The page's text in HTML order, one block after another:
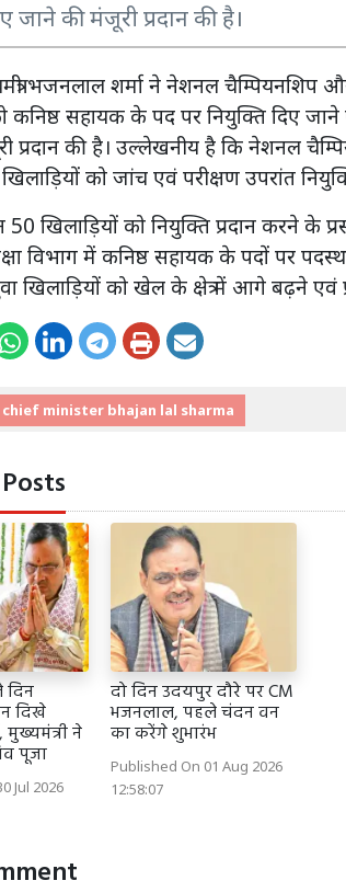
की मंजूरी प्रदान की है।
भजनलाल शर्मा ने नेशनल चैम्पियनशिप
कनिष्ठ सहायक के पद पर नियुक्ति दिए
प्रदान की है। उल्लेखनीय है कि नेशनल
खिलाड़ियों को जांच एवं परीक्षण उपरांत
50 खिलाड़ियों को नियुक्ति प्रदान करने के
विभाग में कनिष्ठ सहायक के पदों पर
खिलाड़ियों को खेल के क्षेत्र में आगे बढ़ने
chief minister bhajan lal sharma
दिखे
ने
पूजा
Jul 2026
दो दिन उदयपुर दौरे पर CM
भजनलाल, पहले चंदन वन
का करेंगे शुभारंभ
Published On 01 Aug 2026
12:58:07